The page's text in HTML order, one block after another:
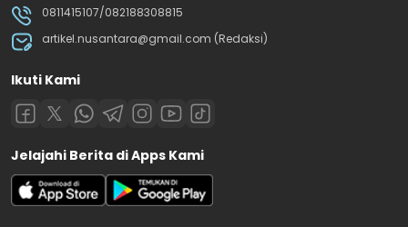
0811415107/082188308815
artikel.nusantara@gmail.com (Redaksi)
Ikuti Kami
Jelajahi Berita di Apps Kami